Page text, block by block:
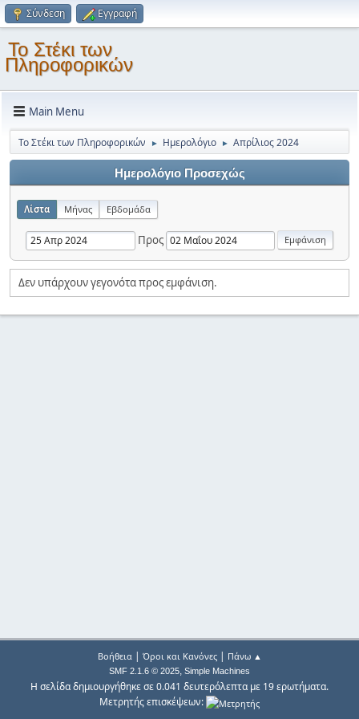
Σύνδεση Εγγραφή
Το Στέκι των
Πληροφορικών
Main Menu
Το Στέκι των Πληροφορικών ► Ημερολόγιο ► Απρίλιος 2024
Ημερολόγιο Προσεχώς
Λίστα Μήνας Εβδομάδα
Προς
Δεν υπάρχουν γεγονότα προς εμφάνιση.
Βοήθεια| Όροι και Κανόνες| Πάνω ▲
SMF 2.1.6 © 2025, Simple Machines
Η σελίδα δημιουργήθηκε σε 0.041 δευτερόλεπτα με 19 ερωτήματα.
Μετρητής επισκέψεων: